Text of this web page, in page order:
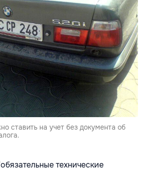
ставить на учет без документа об
технические